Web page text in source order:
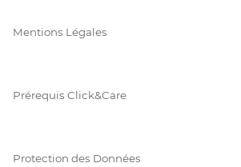
Mentions Légales
Prérequis Click&Care
Protection des Données